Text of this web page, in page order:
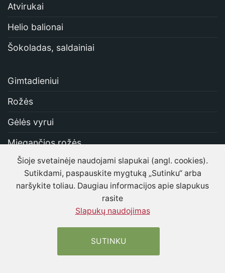
Atvirukai
Helio balionai
Šokoladas, saldainiai
Gimtadieniui
Rožės
Gėlės vyrui
Miegančios rožės
Stabilizuotos rožės
Vestuvėms
Šioje svetainėje naudojami slapukai (angl. cookies).
Sutikdami, paspauskite mygtuką „Sutinku“ arba
naršykite toliau. Daugiau informacijos apie slapukus
rasite
Slapukų naudojimas
SUTINKU